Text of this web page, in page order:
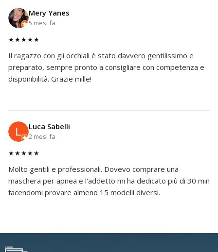
Mery Yanes
5 mesi fa
★★★★★
Il ragazzo con gli occhiali è stato davvero gentilissimo e
preparato, sempre pronto a consigliare con competenza e
disponibilità. Grazie mille!
Luca Sabelli
2 mesi fa
★★★★★
Molto gentili e professionali. Dovevo comprare una
maschera per apnea e l'addetto mi ha dedicato più di 30 min
facendomi provare almeno 15 modelli diversi.